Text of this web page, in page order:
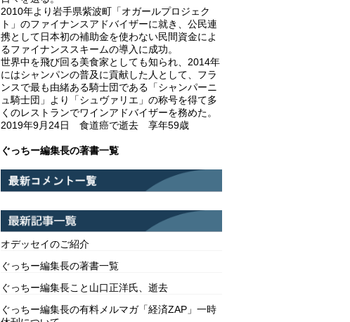
2010年より岩手県紫波町「オガールプロジェク
ト」のファイナンスアドバイザーに就き、公民連
携として日本初の補助金を使わない民間資金によ
るファイナンススキームの導入に成功。
世界中を飛び回る美食家としても知られ、2014年
にはシャンパンの普及に貢献した人として、フラ
ンスで最も由緒ある騎士団である「シャンパーニ
ュ騎士団」より「シュヴァリエ」の称号を得て多
くのレストランでワインアドバイザーを務めた。
2019年9月24日 食道癌で逝去 享年59歳
ぐっちー編集長の著書一覧
オデッセイのご紹介
ぐっちー編集長の著書一覧
ぐっちー編集長こと山口正洋氏、逝去
ぐっちー編集長の有料メルマガ「経済ZAP」一時